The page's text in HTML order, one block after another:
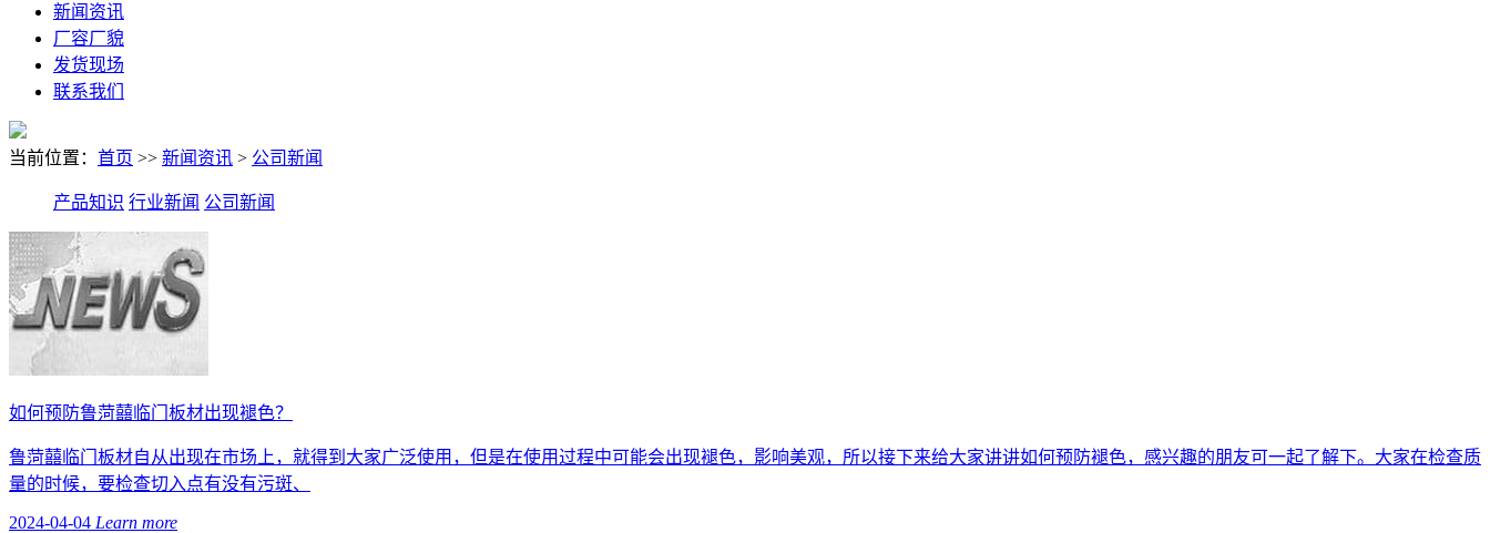
新闻资讯
厂容厂貌
发货现场
联系我们
当前位置： 首页 >> 新闻资讯 > 公司新闻
产品知识 行业新闻 公司新闻
如何预防鲁菏囍临门板材出现褪色？
鲁菏囍临门板材自从出现在市场上，就得到大家广泛使用，但是在使用过程中可能会出现褪色，影响美观，所以接下来给大家讲讲如何预防褪色，感兴趣的朋友可一起了解下。大家在检查质
量的时候，要检查切入点有没有污斑、
2024-04-04 Learn more